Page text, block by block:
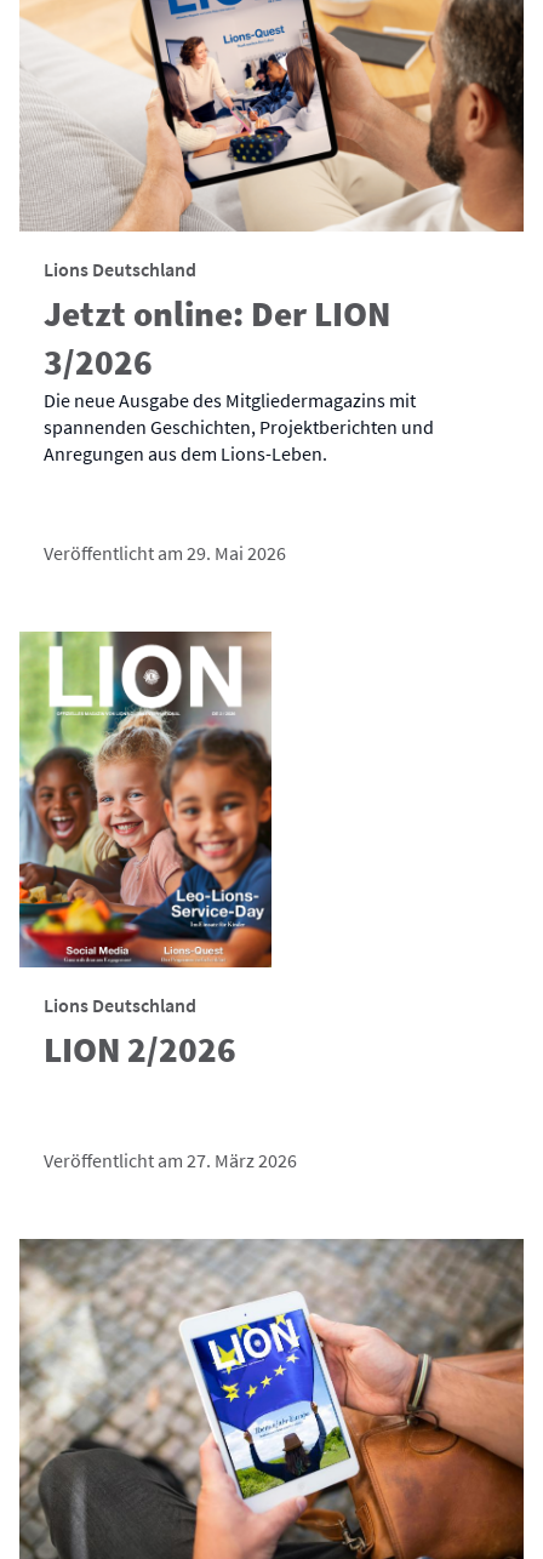
Lions Deutschland
Jetzt online: Der LION
3/2026
Die neue Ausgabe des Mitgliedermagazins mit
spannenden Geschichten, Projektberichten und
Anregungen aus dem Lions-Leben.
Veröffentlicht am 29. Mai 2026
Lions Deutschland
LION 2/2026
Veröffentlicht am 27. März 2026